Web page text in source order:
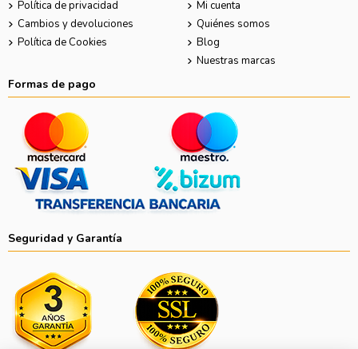
Política de privacidad
Cambios y devoluciones
Política de Cookies
Mi cuenta
Quiénes somos
Blog
Nuestras marcas
Formas de pago
Seguridad y Garantía